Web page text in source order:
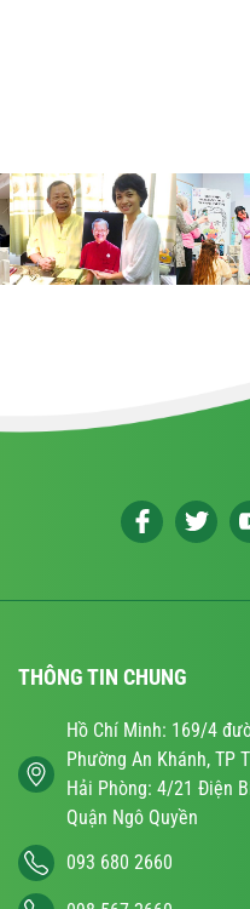
THÔNG TIN CHUNG
Hồ Chí Minh: 169/4
Phường An Khánh, TP
Hải Phòng: 4/21 Điện
Quận Ngô Quyền
093 680 2660